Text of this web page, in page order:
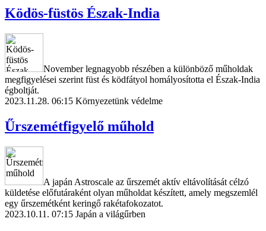
Ködös-füstös Észak-India
November legnagyobb részében a különböző műholdak
megfigyelései szerint füst és ködfátyol homályosította el Észak-India
égboltját.
2023.11.28. 06:15 Környezetünk védelme
Űrszemétfigyelő műhold
A japán Astroscale az űrszemét aktív eltávolítását célzó
küldetése előfutáraként olyan műholdat készített, amely megszemlél
egy űrszemétként keringő rakétafokozatot.
2023.10.11. 07:15 Japán a világűrben